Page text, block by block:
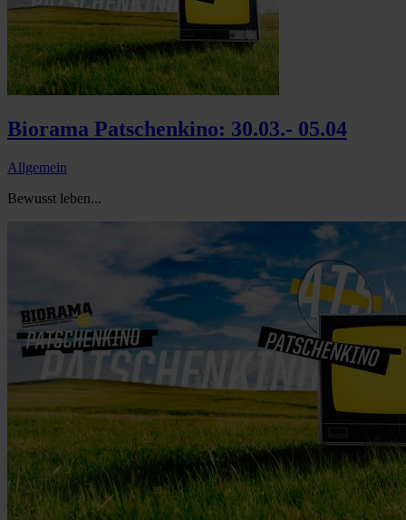
Biorama Patschenkino: 30.03.- 05.04
Allgemein
Bewusst leben...